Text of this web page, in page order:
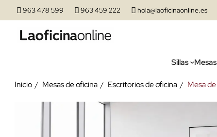
963 478 599 963 459 222 hola@laoficinaonline.es
Sillas Mesas
Inicio Mesas de oficina Escritorios de oficina Mesa